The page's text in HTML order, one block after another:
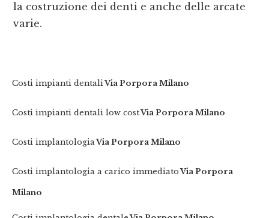
la costruzione dei denti e anche delle arcate
varie.
Costi impianti dentaliVia Porpora Milano
Costi impianti dentali low costVia Porpora Milano
Costi implantologiaVia Porpora Milano
Costi implantologia a carico immediatoVia Porpora
Milano